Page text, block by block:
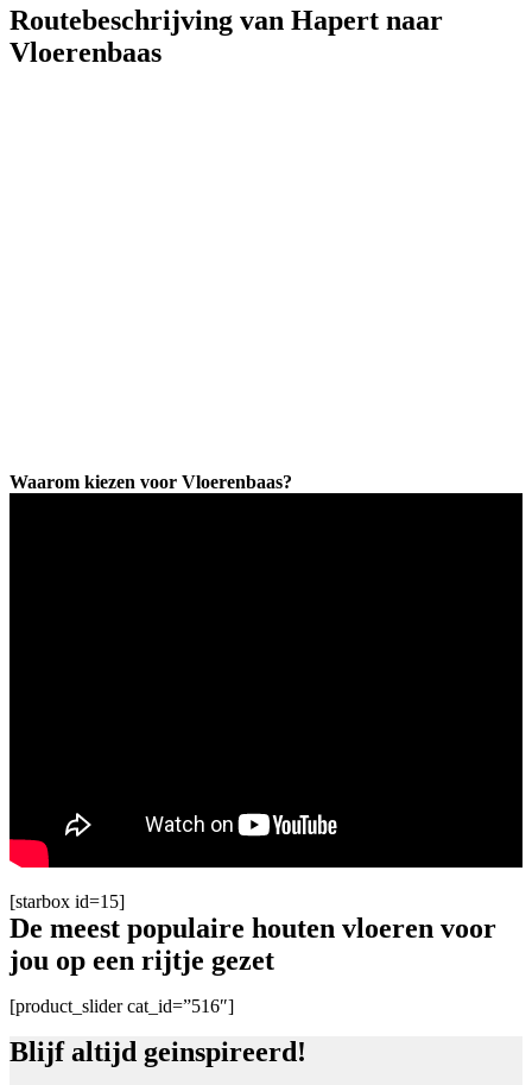
Routebeschrijving van Hapert naar
Vloerenbaas
Waarom kiezen voor Vloerenbaas?
[starbox id=15]
De meest populaire houten vloeren voor
jou op een rijtje gezet
[product_slider cat_id=”516″]
Blijf altijd geinspireerd!